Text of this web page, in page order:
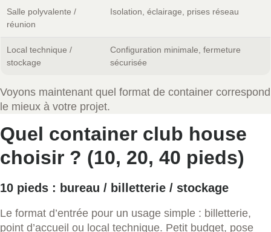
Salle polyvalente /
réunion
Isolation, éclairage, prises réseau
Local technique /
stockage
Configuration minimale, fermeture
sécurisée
Voyons maintenant quel format de container correspond
le mieux à votre projet.
Quel container club house
choisir ? (10, 20, 40 pieds)
10 pieds : bureau / billetterie / stockage
Le format d’entrée pour un usage simple : billetterie,
point d’accueil ou local technique. Petit budget, pose